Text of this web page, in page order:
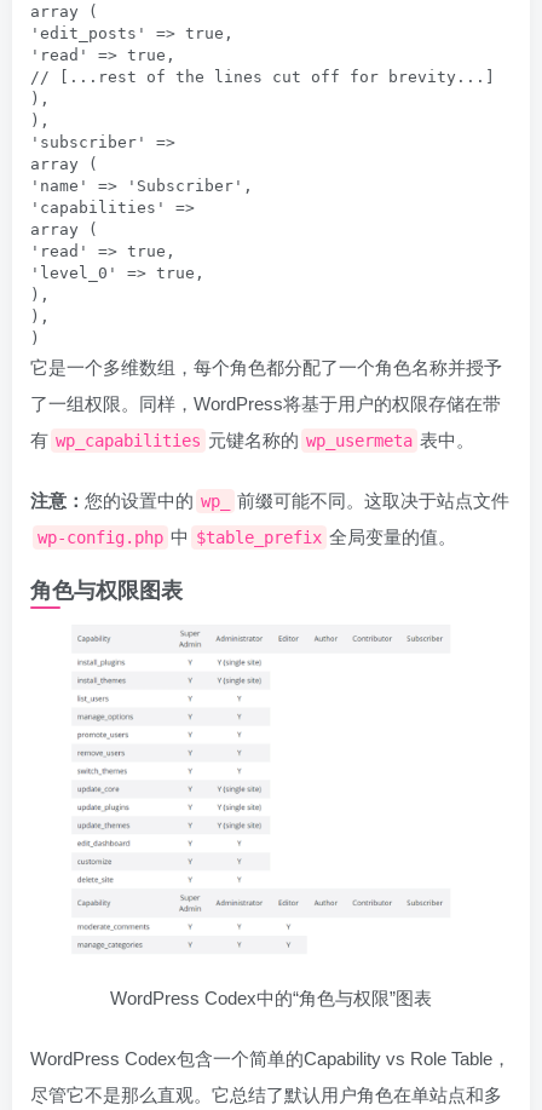
array (
'edit_posts' => true,
'read' => true,
// [...rest of the lines cut off for brevity...]
),
),
'subscriber' =>
array (
'name' => 'Subscriber',
'capabilities' =>
array (
'read' => true,
'level_0' => true,
),
),
)
它是一个多维数组，每个角色都分配了一个角色名称并授予
了一组权限。同样，WordPress将基于用户的权限存储在带
有 wp_capabilities 元键名称的 wp_usermeta 表中。
注意： 您的设置中的 wp_ 前缀可能不同。这取决于站点文件
wp-config.php 中 $table_prefix 全局变量的值。
角色与权限图表
WordPress Codex中的“角色与权限”图表
WordPress Codex包含一个简单的Capability vs Role Table，
尽管它不是那么直观。它总结了默认用户角色在单站点和多